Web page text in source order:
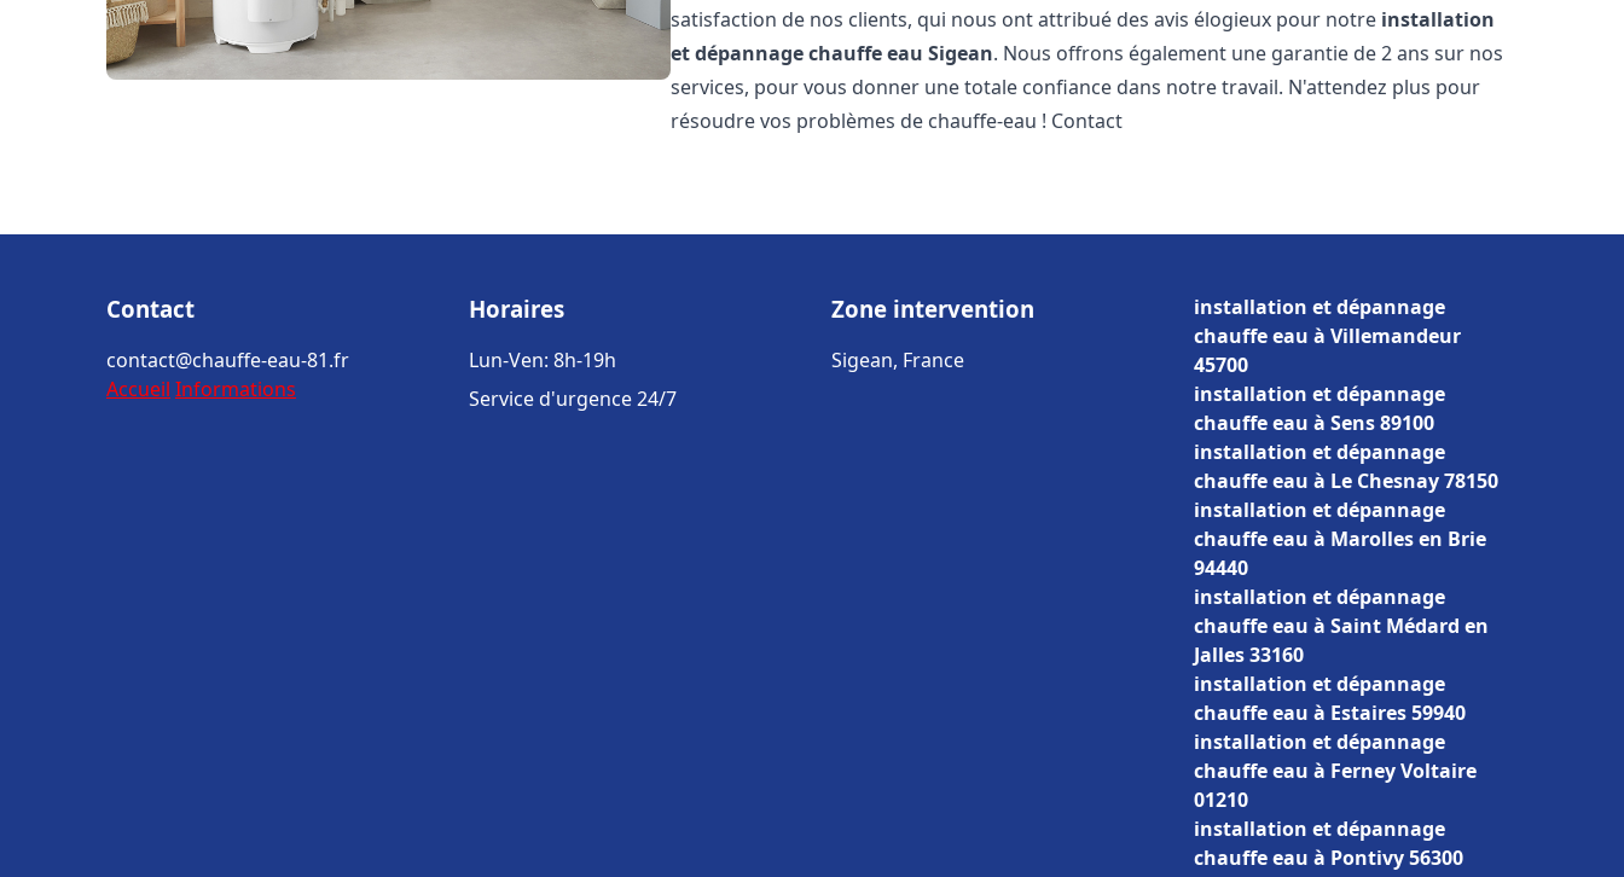
satisfaction de nos clients, qui nous ont attribué des avis élogieux pour notre installation
et dépannage chauffe eau Sigean. Nous offrons également une garantie de 2 ans sur nos
services, pour vous donner une totale confiance dans notre travail. N'attendez plus pour
résoudre vos problèmes de chauffe-eau ! Contact
Contact
contact@chauffe-eau-81.fr
Accueil Informations
Horaires
Lun-Ven: 8h-19h
Service d'urgence 24/7
Zone intervention
Sigean, France
installation et dépannage
chauffe eau à Villemandeur
45700
installation et dépannage
chauffe eau à Sens 89100
installation et dépannage
chauffe eau à Le Chesnay 78150
installation et dépannage
chauffe eau à Marolles en Brie
94440
installation et dépannage
chauffe eau à Saint Médard en
Jalles 33160
installation et dépannage
chauffe eau à Estaires 59940
installation et dépannage
chauffe eau à Ferney Voltaire
01210
installation et dépannage
chauffe eau à Pontivy 56300